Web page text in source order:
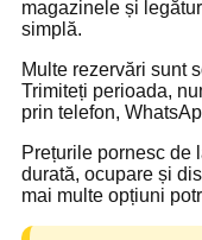
magazinele și
simplă.
Multe rezervări sunt
Trimiteți perioada,
prin telefon,
Prețurile pornesc de
durată, ocupare și
mai multe opțiuni